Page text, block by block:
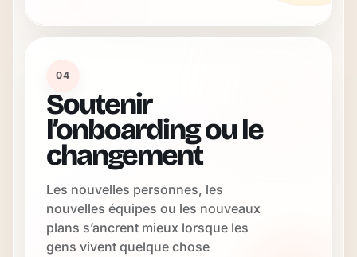
04
Soutenir
l’onboarding ou le
changement
Les nouvelles personnes, les
nouvelles équipes ou les nouveaux
plans s’ancrent mieux lorsque les
gens vivent quelque chose